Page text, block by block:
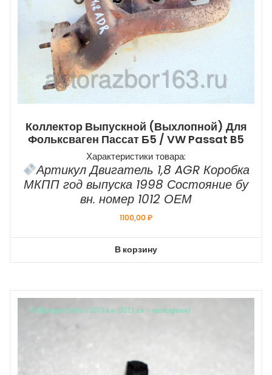
Коллектор Выпускной (выхлопной) Для
Фольксваген Пассат Б5 / VW Passat B5
Характеристики товара:
Артикул Двигатель 1,8 AGR Коробка
МКПП год выпуска 1998 Состояние бу
вн. номер 1012 ОЕМ
1100,00₽
В корзину